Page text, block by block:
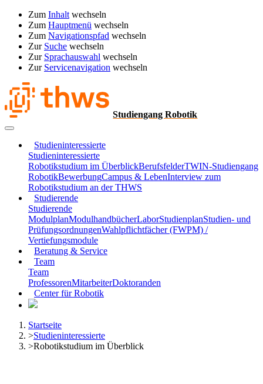
Zum Inhalt wechseln
Zum Hauptmenü wechseln
Zum Navigationspfad wechseln
Zur Suche wechseln
Zur Sprachauswahl wechseln
Zur Servicenavigation wechseln
Studiengang Robotik
Studieninteressierte
Studieninteressierte
Robotikstudium im ÜberblickBerufsfelderTWIN-Studiengang
RobotikBewerbungCampus & LebenInterview zum
Robotikstudium an der THWS
Studierende
Studierende
ModulplanModulhandbücherLaborStudienplanStudien- und
PrüfungsordnungenWahlpflichtfächer (FWPM) /
Vertiefungsmodule
Beratung & Service
Team
Team
ProfessorenMitarbeiterDoktoranden
Center für Robotik
Startseite
>Studieninteressierte
>Robotikstudium im Überblick